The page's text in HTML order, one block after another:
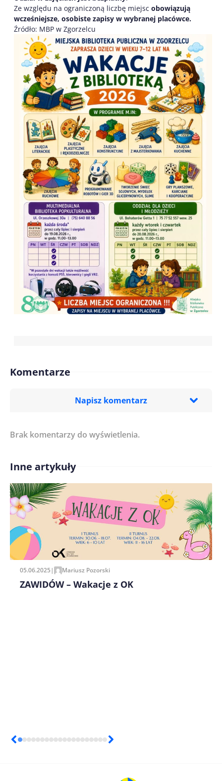
Ze względu na ograniczoną liczbę miejsc obowiązują
wcześniejsze, osobiste zapisy w wybranej placówce.
Źródło: MBP w Zgorzelcu
Komentarze
Napisz komentarz
Treść komentarza*
Imię/ Nick*
Zapamiętaj moje dane w tej przeglądarce podczas
pisania kolejnych komentarzy.
Brak komentarzy do wyświetlenia.
Inne artykuły
05.06.2025| Mariusz Pozorski
ZAWIDÓW – Wakacje z OK